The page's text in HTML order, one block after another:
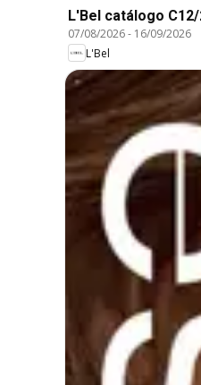
L'Bel catálogo
07/08/2026- 16/09/2026
L'Bel